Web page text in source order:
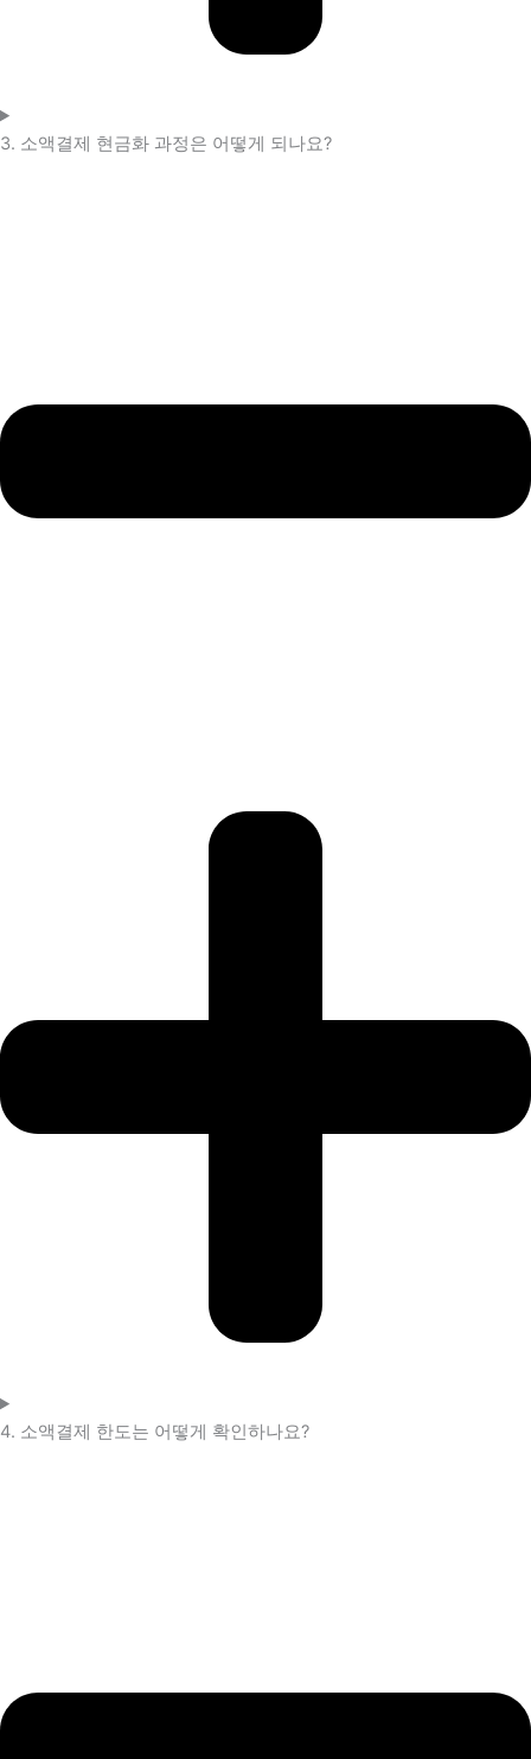
3. 소액결제 현금화 과정은 어떻게 되나요?
4. 소액결제 한도는 어떻게 확인하나요?